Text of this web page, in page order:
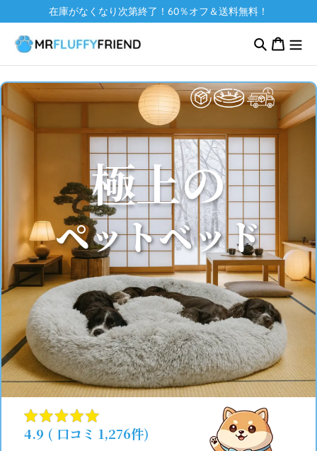
ンツに在庫がなくなり次第終了！60％オフ＆送料無料！
カ
ー
極上の
ペットベッド
4.9 ( 口コミ 1,276件)